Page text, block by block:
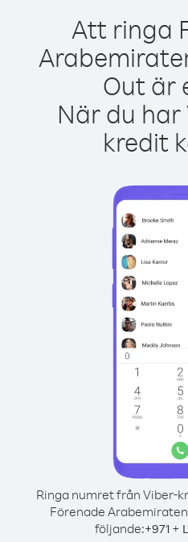
Att ringa
Out är
När du
kredit
Ringa numret från Viber-
Förenade
följande:+971 +